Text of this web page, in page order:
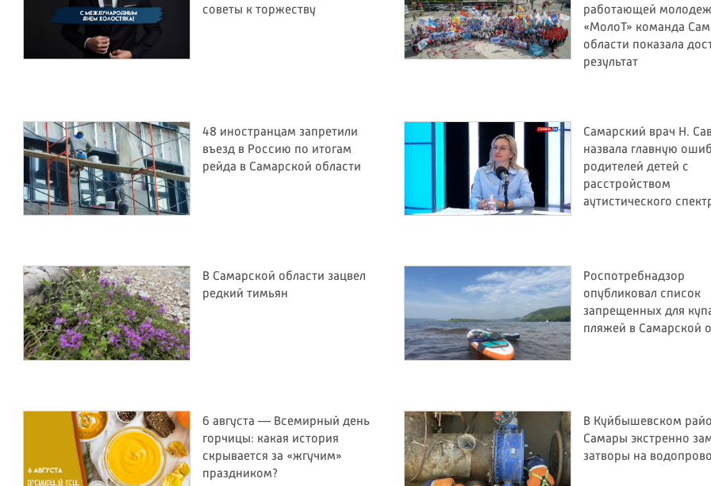
советы к торжеству
работающей
«МолоТ» команда
области показала
результат
48 иностранцам запретили
въезд в Россию по итогам
рейда в Самарской области
Самарский врач Н.
назвала главную
родителей детей с
расстройством
аутистического
В Самарской области зацвел
редкий тимьян
Роспотребнадзор
опубликовал список
запрещенных для
пляжей в Самарской
6 августа — Всемирный день
горчицы: какая история
скрывается за «жгучим»
праздником?
В Куйбышевском
Самары экстренно
затворы на